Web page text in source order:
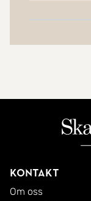
Kontakt
Om oss